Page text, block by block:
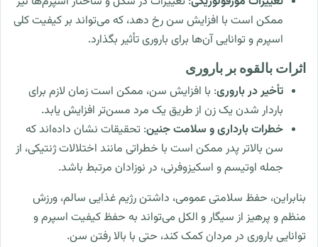
ممکن است با افزایش سن رخ دهد، که می‌تواند بر کیفیت کلی
اسپرم و توانایی آن‌ها برای باروری تأثیر بگذارد.
اثرات بالقوه بر باروری
تأخیر در باروری: با افزایش سن، ممکن است زمان لازم برای
باردار شدن یک زن از طریق یک مرد مسن‌تر افزایش یابد.
خطرات بارداری و سلامت جنین: تحقیقات نشان داده‌اند که
سن بالاتر پدر ممکن است با خطراتی مانند اختلالات ژنتیکی، از
جمله اوتیسم و اسکیزوفرنی، در نوزادان مرتبط باشد.
بنابراین، حفظ سلامتی عمومی، داشتن رژیم غذایی سالم، ورزش
منظم و پرهیز از سیگار و الکل می‌تواند به حفظ کیفیت اسپرم و
توانایی باروری در مردان کمک کند، حتی با بالا رفتن سن.